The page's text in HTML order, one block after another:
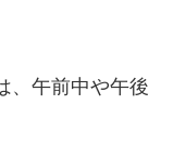
、午前中や午後